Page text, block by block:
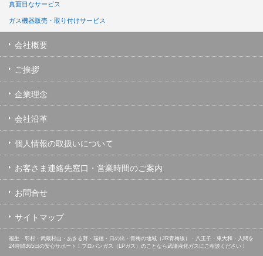
真面目なサービス
ガス機器販売・取り付けサービス
会社概要
ご挨拶
企業理念
会社沿革
個人情報の取扱いについて
お客さま連絡先窓口・営業時間のご案内
お問合せ
サイトマップ
福生・羽村・武蔵村山・あきる野・瑞穂・日の出・青梅の地域（JR青梅線）・八王子・東大和・入間を
24時間365日の安心サポート！プロパンガス（LPガス）のことなら武陽液化ガスにご相談ください！